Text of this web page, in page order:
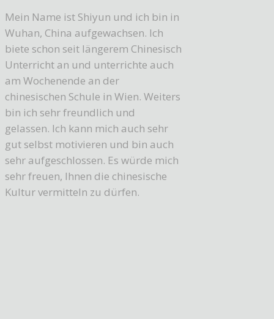
Mein Name ist Shiyun und ich bin in
Wuhan, China aufgewachsen. Ich
biete schon seit längerem Chinesisch
Unterricht an und unterrichte auch
am Wochenende an der
chinesischen Schule in Wien. Weiters
bin ich sehr freundlich und
gelassen. Ich kann mich auch sehr
gut selbst motivieren und bin auch
sehr aufgeschlossen. Es würde mich
sehr freuen, Ihnen die chinesische
Kultur vermitteln zu dürfen.